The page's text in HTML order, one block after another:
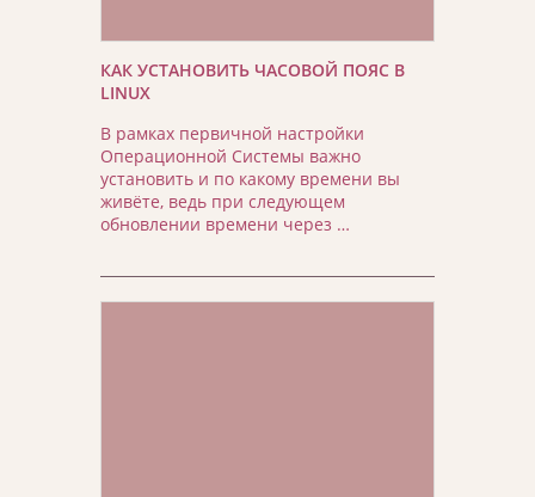
КАК УСТАНОВИТЬ ЧАСОВОЙ ПОЯС В
LINUX
В рамках первичной настройки
Операционной Системы важно
установить и по какому времени вы
живёте, ведь при следующем
обновлении времени через …